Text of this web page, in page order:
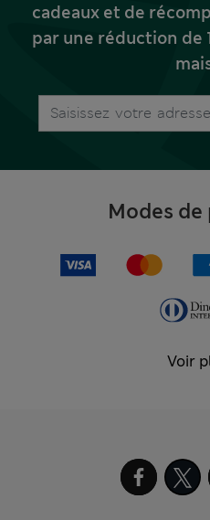
cadeaux et de
par une réduction de
Modes
Voir